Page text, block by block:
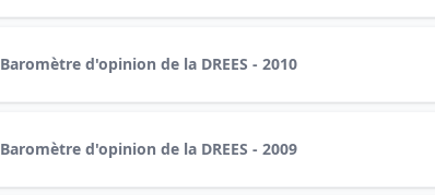
Baromètre d'opinion de la DREES - 2010
Baromètre d'opinion de la DREES - 2009